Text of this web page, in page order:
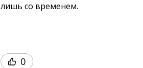
лишь со временем.
0